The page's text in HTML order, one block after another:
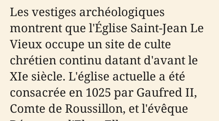
Les vestiges archéologiques
montrent que l'Église Saint-Jean Le
Vieux occupe un site de culte
chrétien continu datant d'avant le
XIe siècle. L'église actuelle a été
consacrée en 1025 par Gaufred II,
Comte de Roussillon, et l'évêque